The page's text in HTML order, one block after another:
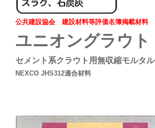
公共建設協会 建設材料等評価名簿掲載材料
ユニオングラウト
セメント系クラウト用無収縮モルタル
NEXCO JHS312適合材料